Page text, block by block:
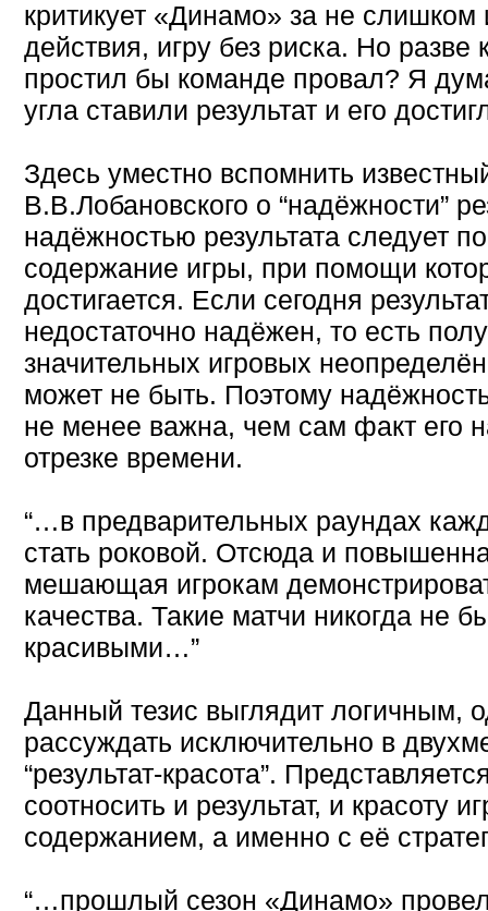
критикует «Динамо» за не слишком
действия, игру без риска. Но разве
простил бы команде провал? Я
угла ставили результат и его
Здесь уместно вспомнить
В.В.Лобановского о “надёжности”
надёжностью результата следует
содержание игры, при помощи
достигается. Если сегодня
недостаточно надёжен, то есть
значительных игровых
может не быть. Поэтому
не менее важна, чем сам факт его
отрезке времени.
“…в предварительных раундах
стать роковой. Отсюда и
мешающая игрокам
качества. Такие матчи никогда не
красивыми…”
Данный тезис выглядит логичным,
рассуждать исключительно в
“результат-красота”.
соотносить и результат, и красоту
содержанием, а именно с её
“…прошлый сезон «Динамо»